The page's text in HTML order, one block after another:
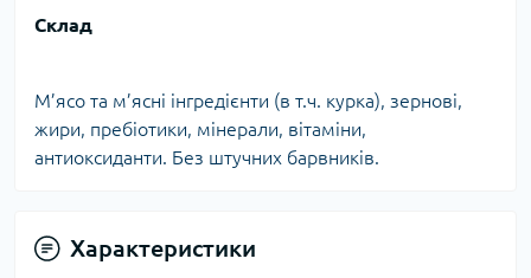
Склад
М’ясо та м’ясні інгредієнти (в т.ч. курка), зернові,
жири, пребіотики, мінерали, вітаміни,
антиоксиданти. Без штучних барвників.
Характеристики